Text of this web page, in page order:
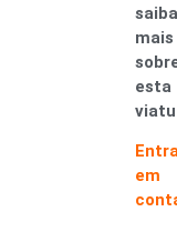
saiba
mais
esta
em